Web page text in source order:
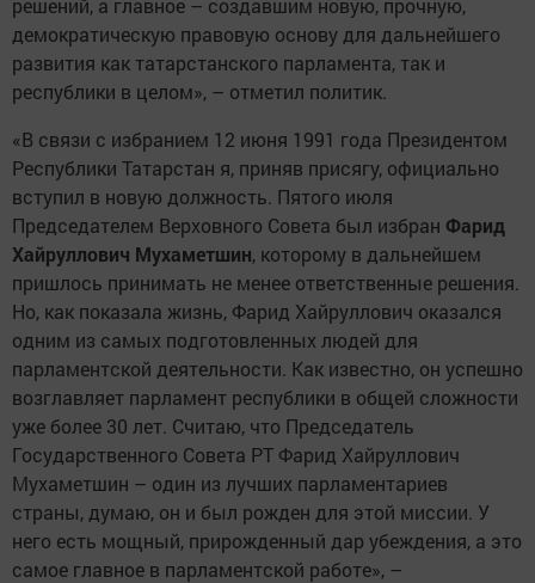
демократическую правовую основу для дальнейшего
развития как татарстанского парламента, так и
республики в целом», – отметил политик.
«В связи с избранием 12 июня 1991 года Президентом
Республики Татарстан я, приняв присягу, официально
вступил в новую должность. Пятого июля
Председателем Верховного Совета был избран Фарид
Хайруллович Мухаметшин, которому в дальнейшем
пришлось принимать не менее ответственные решения.
Но, как показала жизнь, Фарид Хайруллович оказался
одним из самых подготовленных людей для
парламентской деятельности. Как известно, он успешно
возглавляет парламент республики в общей сложности
уже более 30 лет. Считаю, что Председатель
Государственного Совета РТ Фарид Хайруллович
Мухаметшин – один из лучших парламентариев
страны, думаю, он и был рожден для этой миссии. У
него есть мощный, прирожденный дар убеждения, а это
самое главное в парламентской работе», –